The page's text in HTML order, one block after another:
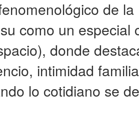
de
como un especial
donde
intimidad
lo cotidiano se